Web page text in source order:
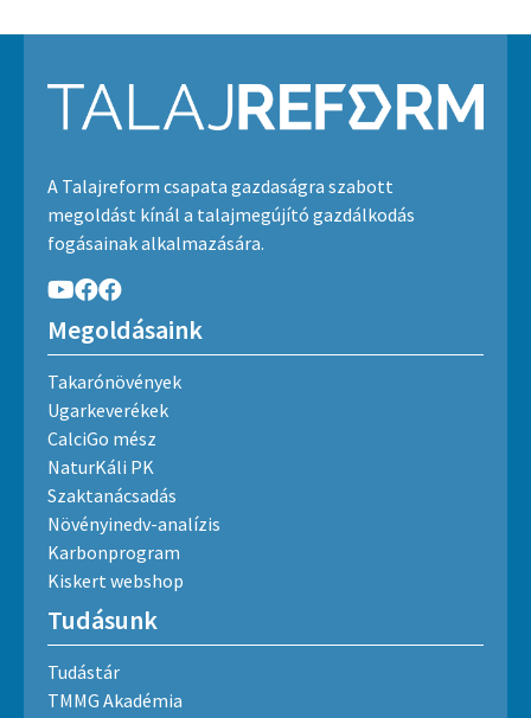
A Talajreform csapata gazdaságra szabott
megoldást kínál a talajmegújító gazdálkodás
fogásainak alkalmazására.
Megoldásaink
Takarónövények
Ugarkeverékek
CalciGo mész
NaturKáli PK
Szaktanácsadás
Növényinedv-analízis
Karbonprogram
Kiskert webshop
Tudásunk
Tudástár
TMMG Akadémia